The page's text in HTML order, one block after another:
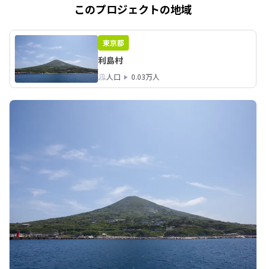
このプロジェクトの地域
東京都
利島村
人口 0.03万人